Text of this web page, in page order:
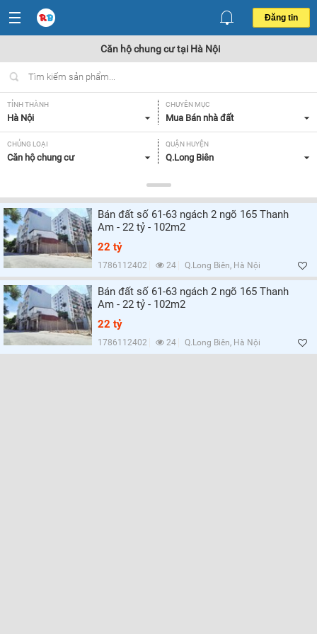
Đăng tin
Căn hộ chung cư tại Hà Nội
TỈNH THÀNH
Hà Nội
CHUYÊN MỤC
Mua Bán nhà đất
CHỦNG LOẠI
Căn hộ chung cư
QUẬN HUYỆN
Q.Long Biên
Tất cả
MỨC GIÁ
Tất cả
SỐ PHÒNG NGỦ
Tất cả
CĂN GÓC/ CĂN THƯỜNG
HƯỚNG CỬA CHÍNH
Tất cả
HƯỚNG BAN CÔNG
Tất cả
GIẤY TỜ PHÁP LÝ
Tất cả
Lọc
Bán đất số 61-63 ngách 2 ngõ 165 Thanh
Am - 22 tỷ - 102m2
22 tỷ
1786112402 24 Q.Long Biên, Hà Nội
Bán đất số 61-63 ngách 2 ngõ 165 Thanh
Am - 22 tỷ - 102m2
22 tỷ
1786112402 24 Q.Long Biên, Hà Nội